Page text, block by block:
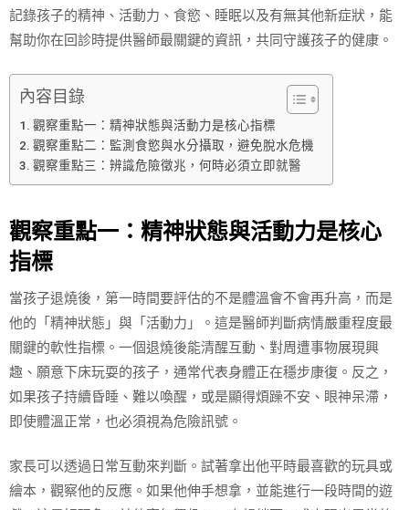
記錄孩子的精神、活動力、食慾、睡眠以及有無其他新症狀，能
幫助你在回診時提供醫師最關鍵的資訊，共同守護孩子的健康。
內容目錄
觀察重點一：精神狀態與活動力是核心指標
觀察重點二：監測食慾與水分攝取，避免脫水危機
觀察重點三：辨識危險徵兆，何時必須立即就醫
觀察重點一：精神狀態與活動力是核心
指標
當孩子退燒後，第一時間要評估的不是體溫會不會再升高，而是
他的「精神狀態」與「活動力」。這是醫師判斷病情嚴重程度最
關鍵的軟性指標。一個退燒後能清醒互動、對周遭事物展現興
趣、願意下床玩耍的孩子，通常代表身體正在穩步康復。反之，
如果孩子持續昏睡、難以喚醒，或是顯得煩躁不安、眼神呆滯，
即使體溫正常，也必須視為危險訊號。
家長可以透過日常互動來判斷。試著拿出他平時最喜歡的玩具或
繪本，觀察他的反應。如果他伸手想拿，並能進行一段時間的遊